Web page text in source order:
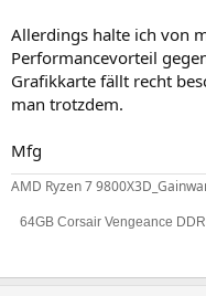
Allerdings halte ich von
Performancevorteil
Grafikkarte fällt recht
man trotzdem.
Mfg
AMD Ryzen 7
64GB Corsair Vengeance